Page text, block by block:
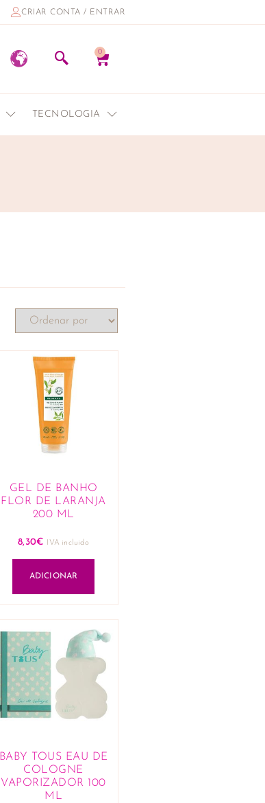
CRIAR CONTA / ENTRAR
0
TECNOLOGIA
GEL DE BANHO
FLOR DE LARANJA
200 ML
8,30€ IVA incluido
ADICIONAR
BABY TOUS EAU DE
COLOGNE
VAPORIZADOR 100
ML